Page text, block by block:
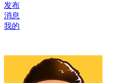
发布
消息
我的